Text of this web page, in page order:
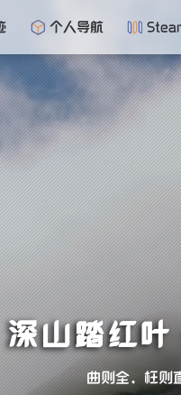
个人导航
深山踏红
曲则全，枉则